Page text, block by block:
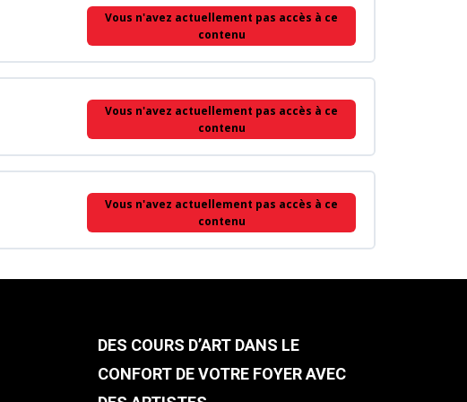
Vous n'avez actuellement pas accès à ce
contenu
Vous n'avez actuellement pas accès à ce
contenu
Vous n'avez actuellement pas accès à ce
contenu
DES COURS D’ART DANS LE
CONFORT DE VOTRE FOYER AVEC